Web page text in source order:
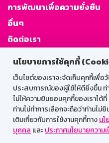
นโยบายการใช้คุกกี้
เว็บไซต์ของเราจะจัดเก็บคุกกี้เพื่
ประสบการณ์ของผู้ใช้ให้ดียิ่งขึ้น
ไม่ให้ความยินยอมคุกกี้ของเราได้
ท่านไม่ทำการเลือกจะถือว่าท่านไ
เติมเกี่ยวกับการใช้งานคุกกี้ทางน
บุคคล และประกาศนโยบายควา
การพัฒนาเพื่อความยั่งยืน
อื่นๆ
ติดต่อเรา
GSB
สำหรั
Web HR
GSB